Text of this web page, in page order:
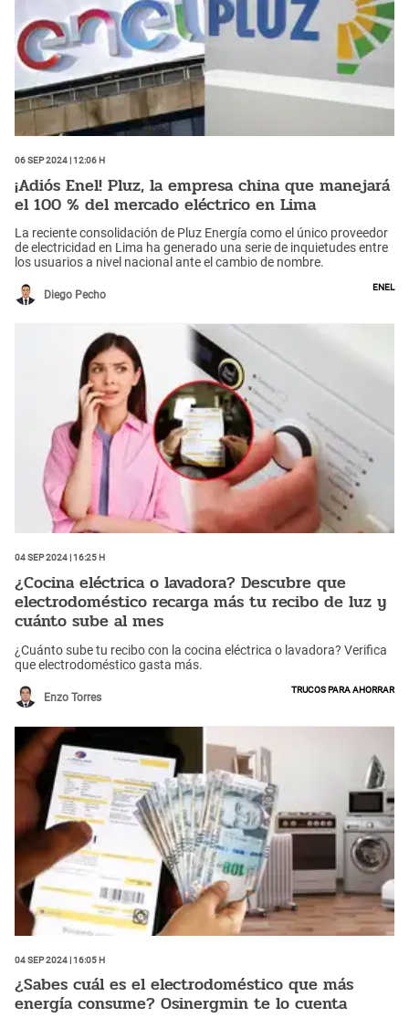
06 Sep 2024 | 12:06 h
¡Adiós Enel! Pluz, la empresa china que manejará
el 100 % del mercado eléctrico en Lima
La reciente consolidación de Pluz Energía como el único proveedor
de electricidad en Lima ha generado una serie de inquietudes entre
los usuarios a nivel nacional ante el cambio de nombre.
Diego Pecho
Enel
04 Sep 2024 | 16:25 h
¿Cocina eléctrica o lavadora? Descubre que
electrodoméstico recarga más tu recibo de luz y
cuánto sube al mes
¿Cuánto sube tu recibo con la cocina eléctrica o lavadora? Verifica
que electrodoméstico gasta más.
Enzo Torres
Trucos para ahorrar
04 Sep 2024 | 16:05 h
¿Sabes cuál es el electrodoméstico que más
energía consume? Osinergmin te lo cuenta